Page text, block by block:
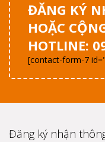
ĐĂNG KÝ
HOẶC
HOTLINE:
[contact-form-7
Đăng ký nhận